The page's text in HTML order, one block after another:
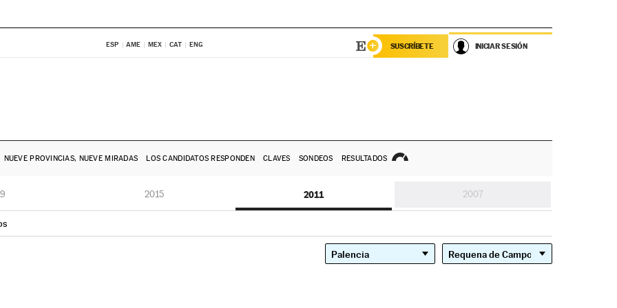
ESP AME MEX CAT ENG SUSCRÍBETE INICIAR SESIÓN
NUEVE PROVINCIAS, NUEVE MIRADAS LOS CANDIDATOS RESPONDEN CLAVES SONDEOS RESULTADOS
2015 2011 2007